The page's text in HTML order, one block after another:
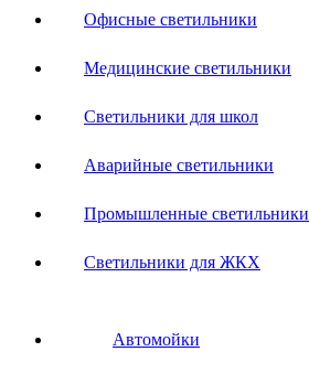
Офисные светильники
Медицинские светильники
Светильники для школ
Аварийные светильники
Промышленные светильники
Светильники для ЖКХ
Автомойки